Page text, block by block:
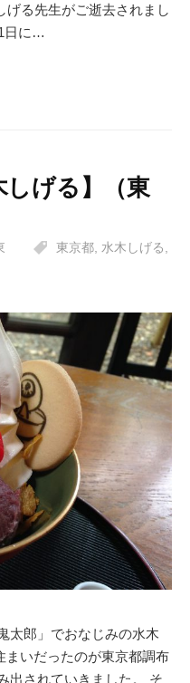
る先生がご逝去されまし
日に…
しげる】（東
東京都 水木しげる
太郎」でおなじみの水木
まいだったのが東京都調布
出されていきました。 そ